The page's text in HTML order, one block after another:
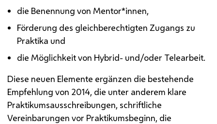
die Benennung von Mentor*innen,
Förderung des gleichberechtigten Zugangs zu
Praktika und
die Möglichkeit von Hybrid- und/oder Telearbeit.
Diese neuen Elemente ergänzen die bestehende
Empfehlung von 2014, die unter anderem klare
Praktikumsausschreibungen, schriftliche
Vereinbarungen vor Praktikumsbeginn, die